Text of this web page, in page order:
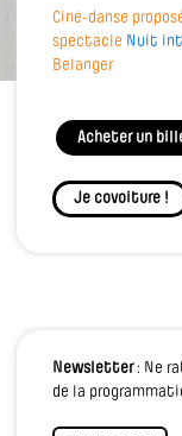
Ciné-danse
spectacle Nuit
Belanger
Acheter un
Je covoiture !
Newsletter: Ne
de la